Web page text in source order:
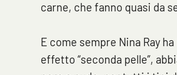
carne, che fanno quasi da
E come sempre Nina Ray
effetto “seconda pelle”,